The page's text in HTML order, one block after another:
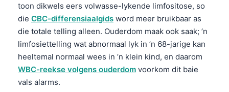
toon dikwels eers volwasse-lykende limfositose, so
die CBC-differensiaalgids word meer bruikbaar as
die totale telling alleen. Ouderdom maak ook saak; ’n
limfosiettelling wat abnormaal lyk in ’n 68-jarige kan
heeltemal normaal wees in ’n klein kind, en daarom
WBC-reekse volgens ouderdom voorkom dit baie
vals alarms.